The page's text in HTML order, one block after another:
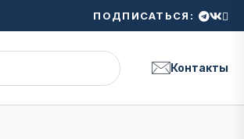
ПОДПИСАТЬСЯ:
Контакты